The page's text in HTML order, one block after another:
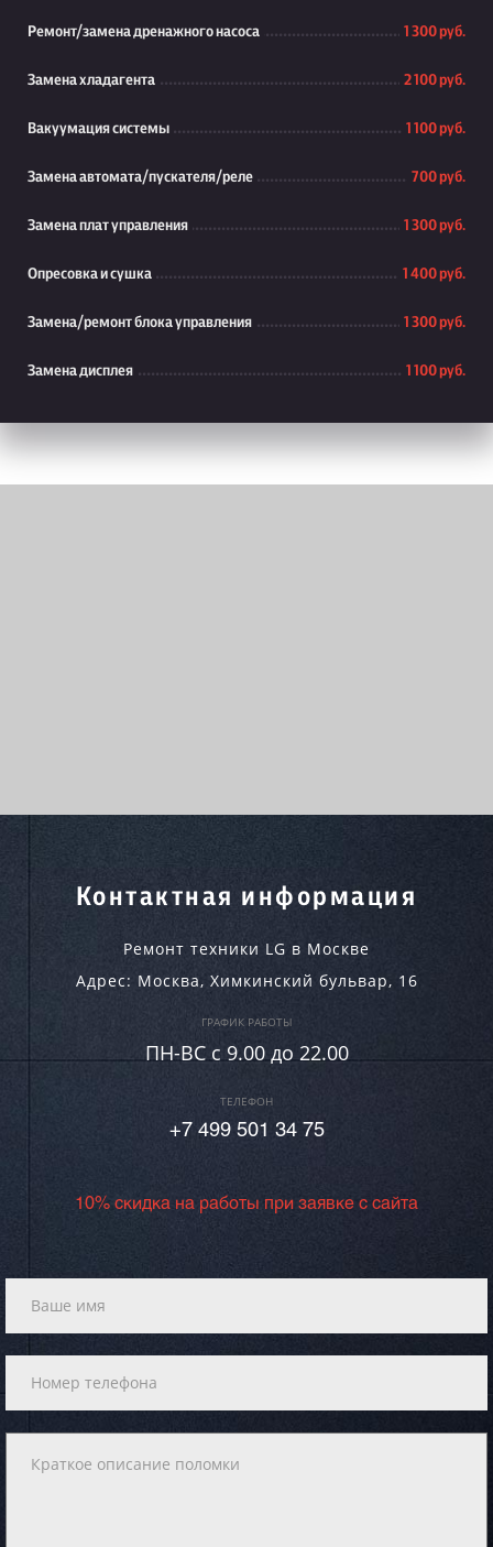
Ремонт/замена дренажного насоса 1 300 руб.
Замена хладагента 2 100 руб.
Вакуумация системы 1 100 руб.
Замена автомата/пускателя/реле 700 руб.
Замена плат управления 1 300 руб.
Опресовка и сушка 1 400 руб.
Замена/ремонт блока управления 1 300 руб.
Замена дисплея 1 100 руб.
Контактная информация
Ремонт техники LG в Москве
Адрес: Москва, Химкинский бульвар, 16
ГРАФИК РАБОТЫ
ПН-ВC c 9.00 до 22.00
ТЕЛЕФОН
+7 499 501 34 75
10% скидка на работы при заявке с сайта